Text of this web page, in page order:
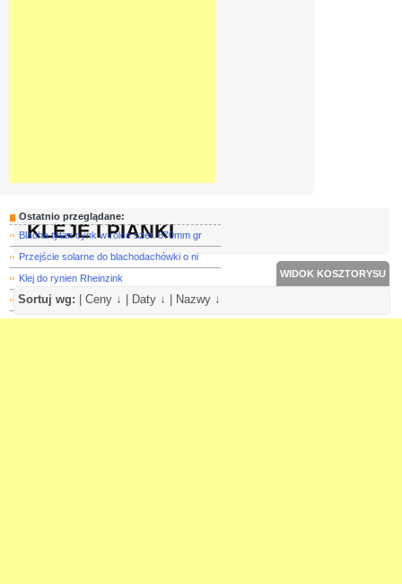
Ostatnio przeglądane:
Blacha tytan cynk w rolce szer. 670mm gr
Przejście solarne do blachodachówki o ni
Klej do rynien Rheinzink
Blacha miedziana arkusz 1x2 m - gr. 0,5m
KLEJE I PIANKI
WIDOK KOSZTORYSU
Sortuj wg: |Ceny ↓ Daty ↓ Nazwy ↓